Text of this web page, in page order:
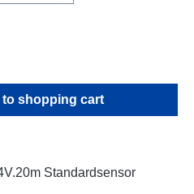
amount or
shopping cart
Standardsensor